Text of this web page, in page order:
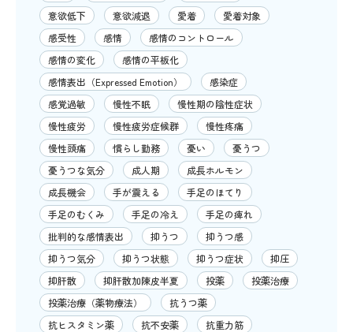
意欲低下 意欲減退 愛着
愛着対象
感受性
感情
感情のコントロール
感情の変化
感情の平板化
感情表出（Expressed Emotion）
感染症
感覚過敏
慢性不眠
慢性期の陰性症状
慢性疲労
慢性疲労症候群
慢性疼痛
慢性頭痛
慣らし勤務 憂い
憂うつ
憂うつな気分
成人期
成長ホルモン
成長機会
手が震える
手足のほてり
手足のむくみ
手足の冷え
手足の痺れ
批判的な感情表出
抑うつ
抑うつ感
抑うつ気分
抑うつ状態 抑うつ症状
抑圧
抑肝散
抑肝散加陳皮半夏 投薬
投薬治療
投薬治療（薬物療法）
抗うつ薬
抗ヒスタミン薬
抗不安薬
抗重力筋